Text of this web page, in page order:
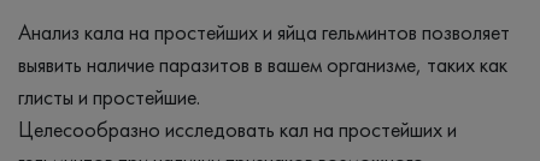
Анализ кала на простейших и яйца гельминтов позволяет
выявить наличие паразитов в вашем организме, таких как
глисты и простейшие.
Целесообразно исследовать кал на простейших и